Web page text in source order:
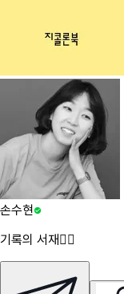
손수현
기록의 서재✍🏻